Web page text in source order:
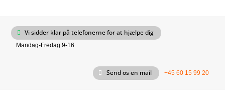
Vi sidder klar på telefonerne for at hjælpe dig
Mandag-Fredag 9-16
Send os en mail +45 60 15 99 20